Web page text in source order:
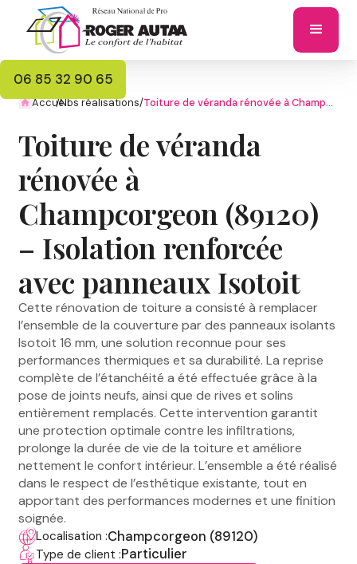
06 85 32 90 65
Accueil
/Nos réalisations/ Toiture de véranda rénovée à Champcorgeon (89120) – Isolation renforcée avec panneaux Isotoit
Toiture de véranda
rénovée à
Champcorgeon (89120)
– Isolation renforcée
avec panneaux Isotoit
Cette rénovation de toiture a consisté à remplacer
l’ensemble de la couverture par des panneaux isolants
Isotoit 16 mm, une solution reconnue pour ses
performances thermiques et sa durabilité. La reprise
complète de l’étanchéité a été effectuée grâce à la
pose de joints neufs, ainsi que de rives et solins
entièrement remplacés. Cette intervention garantit
une protection optimale contre les infiltrations,
prolonge la durée de vie de la toiture et améliore
nettement le confort intérieur. L’ensemble a été réalisé
dans le respect de l’esthétique existante, tout en
apportant des performances modernes et une finition
soignée.
Localisation :Champcorgeon (89120)
Type de client :Particulier